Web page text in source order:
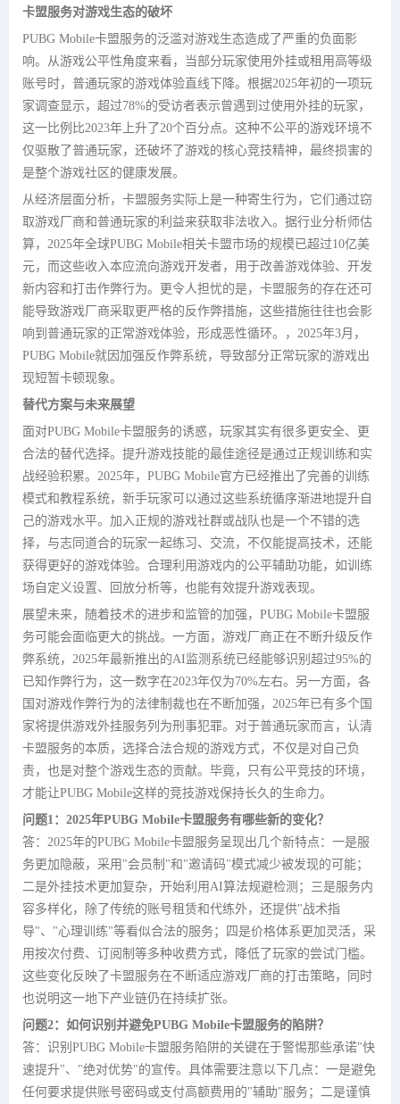
卡盟服务对游戏生态的破坏
PUBG Mobile卡盟服务的泛滥对游戏生态造成了严重的负面影
响。从游戏公平性角度来看，当部分玩家使用外挂或租用高等级
账号时，普通玩家的游戏体验直线下降。根据2025年初的一项玩
家调查显示，超过78%的受访者表示曾遇到过使用外挂的玩家，
这一比例比2023年上升了20个百分点。这种不公平的游戏环境不
仅驱散了普通玩家，还破坏了游戏的核心竞技精神，最终损害的
是整个游戏社区的健康发展。
从经济层面分析，卡盟服务实际上是一种寄生行为，它们通过窃
取游戏厂商和普通玩家的利益来获取非法收入。据行业分析师估
算，2025年全球PUBG Mobile相关卡盟市场的规模已超过10亿美
元，而这些收入本应流向游戏开发者，用于改善游戏体验、开发
新内容和打击作弊行为。更令人担忧的是，卡盟服务的存在还可
能导致游戏厂商采取更严格的反作弊措施，这些措施往往也会影
响到普通玩家的正常游戏体验，形成恶性循环。，2025年3月，
PUBG Mobile就因加强反作弊系统，导致部分正常玩家的游戏出
现短暂卡顿现象。
替代方案与未来展望
面对PUBG Mobile卡盟服务的诱惑，玩家其实有很多更安全、更
合法的替代选择。提升游戏技能的最佳途径是通过正规训练和实
战经验积累。2025年，PUBG Mobile官方已经推出了完善的训练
模式和教程系统，新手玩家可以通过这些系统循序渐进地提升自
己的游戏水平。加入正规的游戏社群或战队也是一个不错的选
择，与志同道合的玩家一起练习、交流，不仅能提高技术，还能
获得更好的游戏体验。合理利用游戏内的公平辅助功能，如训练
场自定义设置、回放分析等，也能有效提升游戏表现。
展望未来，随着技术的进步和监管的加强，PUBG Mobile卡盟服
务可能会面临更大的挑战。一方面，游戏厂商正在不断升级反作
弊系统，2025年最新推出的AI监测系统已经能够识别超过95%的
已知作弊行为，这一数字在2023年仅为70%左右。另一方面，各
国对游戏作弊行为的法律制裁也在不断加强，2025年已有多个国
家将提供游戏外挂服务列为刑事犯罪。对于普通玩家而言，认清
卡盟服务的本质，选择合法合规的游戏方式，不仅是对自己负
责，也是对整个游戏生态的贡献。毕竟，只有公平竞技的环境，
才能让PUBG Mobile这样的竞技游戏保持长久的生命力。
问题1：2025年PUBG Mobile卡盟服务有哪些新的变化？
答：2025年的PUBG Mobile卡盟服务呈现出几个新特点：一是服
务更加隐蔽，采用"会员制"和"邀请码"模式减少被发现的可能；
二是外挂技术更加复杂，开始利用AI算法规避检测；三是服务内
容多样化，除了传统的账号租赁和代练外，还提供"战术指
导"、"心理训练"等看似合法的服务；四是价格体系更加灵活，采
用按次付费、订阅制等多种收费方式，降低了玩家的尝试门槛。
这些变化反映了卡盟服务在不断适应游戏厂商的打击策略，同时
也说明这一地下产业链仍在持续扩张。
问题2：如何识别并避免PUBG Mobile卡盟服务的陷阱？
答：识别PUBG Mobile卡盟服务陷阱的关键在于警惕那些承诺"快
速提升"、"绝对优势"的宣传。具体需要注意以下几点：一是避免
任何要求提供账号密码或支付高额费用的"辅助"服务；二是谨慎